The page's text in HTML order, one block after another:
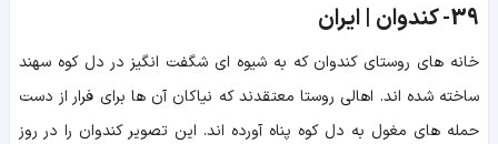
39- کندوان | ایران
خانه های روستای کندوان که به شیوه ای شگفت انگیز در دل کوه سهند
ساخته شده اند. اهالی روستا معتقدند که نیاکان آن ها برای فرار از دست
حمله های مغول به دل کوه پناه آورده اند. این تصویر کندوان را در روز